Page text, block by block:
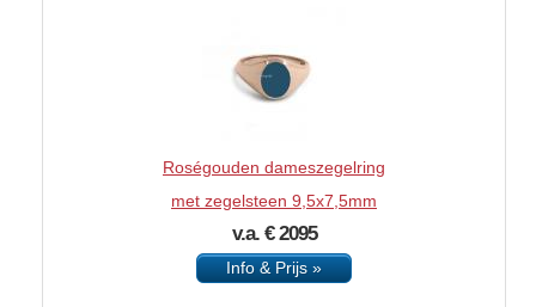
Roségouden dameszegelring
met zegelsteen 9,5x7,5mm
v.a. € 2095
Info & Prijs »